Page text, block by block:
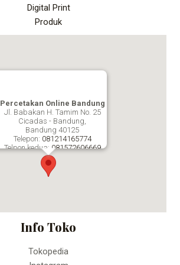
Digital Print
Produk
Percetakan Online Bandung
Jl. Babakan H. Tamim No. 25
Cicadas - Bandung,
Bandung 40125
Telepon: 081214165774
Telpon kedua: 081572606669
Percetakan Online Bandung
Info Toko
Tokopedia